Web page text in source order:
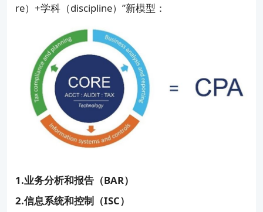
re）+学科（discipline）”新模型：
1.业务分析和报告（BAR）
2.信息系统和控制（ISC）